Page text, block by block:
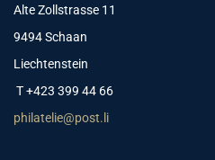
Alte Zollstrasse 11
9494 Schaan
Liechtenstein
T +423 399 44 66
philatelie@post.li